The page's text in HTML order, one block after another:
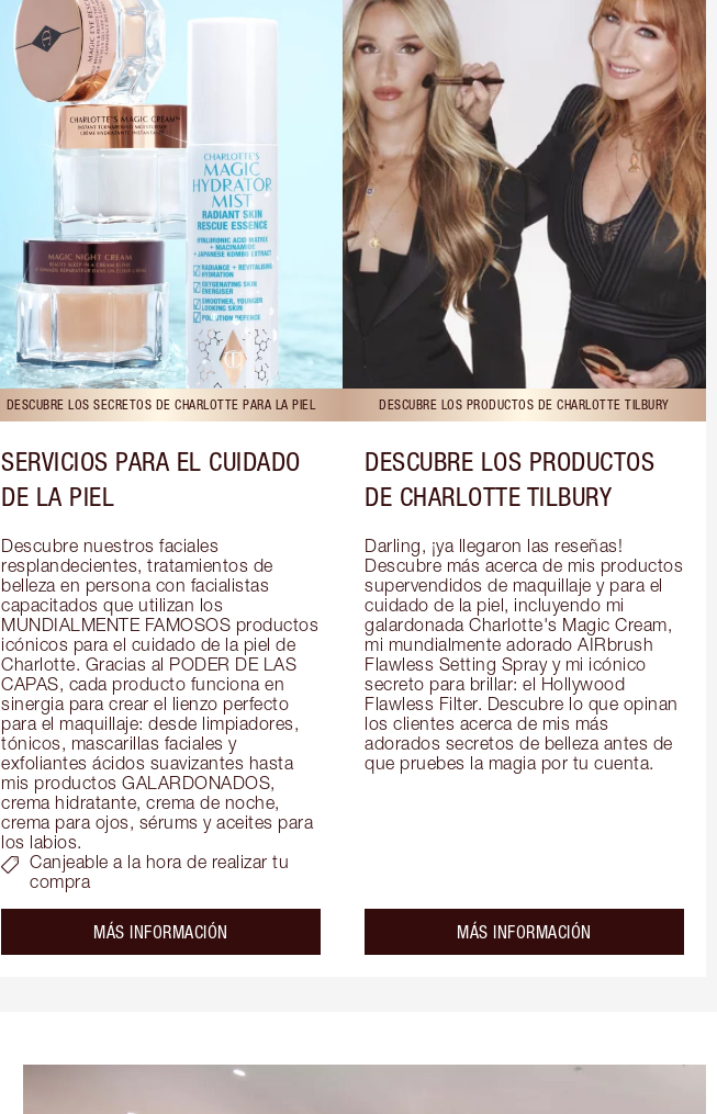
DESCUBRE LOS SECRETOS DE CHARLOTTE PARA LA PIEL
SERVICIOS PARA EL CUIDADO
DE LA PIEL
Descubre nuestros faciales
resplandecientes, tratamientos de
belleza en persona con facialistas
capacitados que utilizan los
MUNDIALMENTE FAMOSOS productos
icónicos para el cuidado de la piel de
Charlotte. Gracias al PODER DE LAS
CAPAS, cada producto funciona en
sinergia para crear el lienzo perfecto
para el maquillaje: desde limpiadores,
tónicos, mascarillas faciales y
exfoliantes ácidos suavizantes hasta
mis productos GALARDONADOS,
crema hidratante, crema de noche,
crema para ojos, sérums y aceites para
los labios.
Canjeable a la hora de realizar tu
compra
MÁS INFORMACIÓN
DESCUBRE LOS PRODUCTOS DE CHARLOTTE TILBURY
DESCUBRE LOS PRODUCTOS
DE CHARLOTTE TILBURY
Darling, ¡ya llegaron las reseñas!
Descubre más acerca de mis productos
supervendidos de maquillaje y para el
cuidado de la piel, incluyendo mi
galardonada Charlotte's Magic Cream,
mi mundialmente adorado AIRbrush
Flawless Setting Spray y mi icónico
secreto para brillar: el Hollywood
Flawless Filter. Descubre lo que opinan
los clientes acerca de mis más
adorados secretos de belleza antes de
que pruebes la magia por tu cuenta.
MÁS INFORMACIÓN